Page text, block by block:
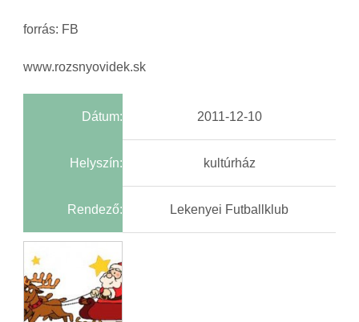
forrás: FB
www.rozsnyovidek.sk
Dátum: 2011-12-10
Helyszín: kultúrház
Rendező: Lekenyei Futballklub